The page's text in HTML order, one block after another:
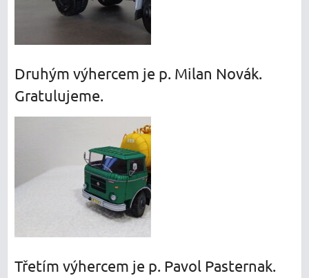
Druhým výhercem je p. Milan Novák.
Gratulujeme.
Třetím výhercem je p. Pavol Pasternak.